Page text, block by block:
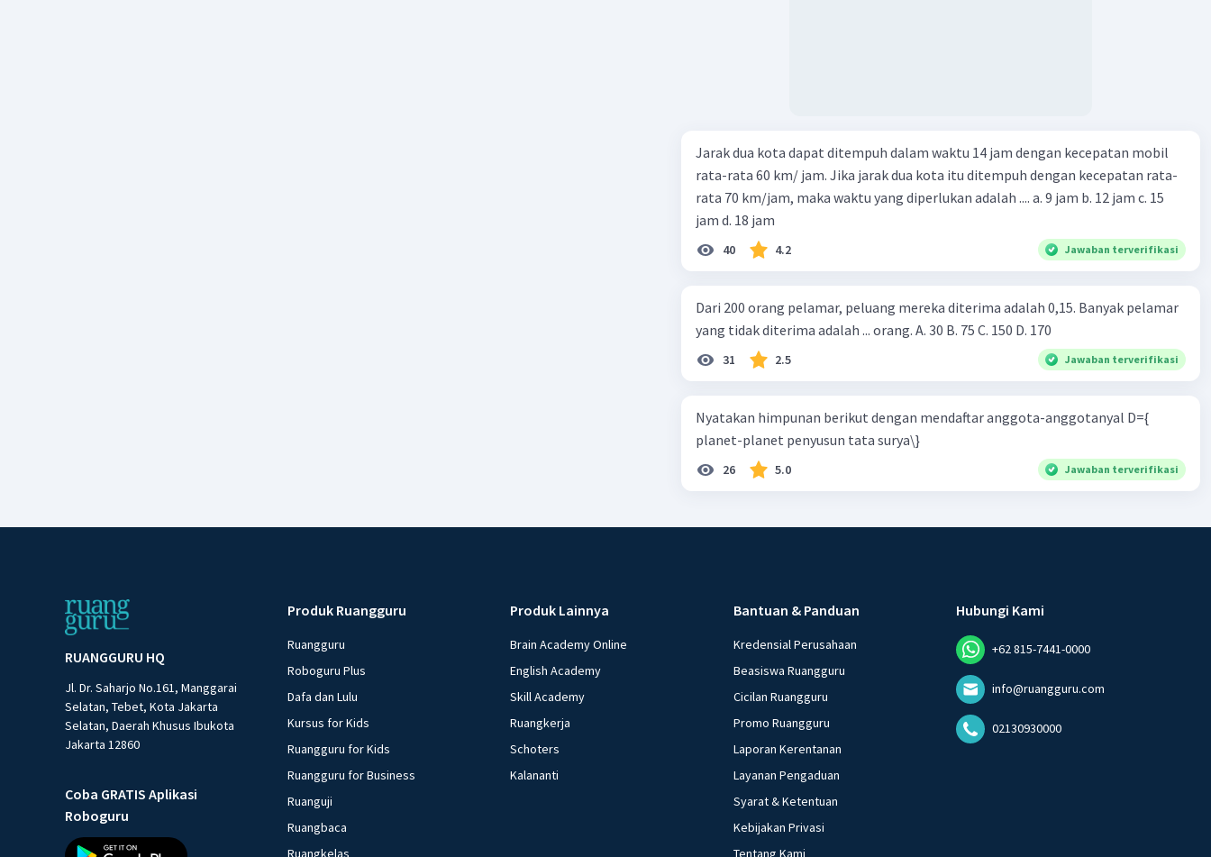
Jarak dua kota dapat ditempuh dalam waktu 14 jam dengan kecepatan mobil
rata-rata 60 km/ jam. Jika jarak dua kota itu ditempuh dengan kecepatan rata-
rata 70 km/jam, maka waktu yang diperlukan adalah .... a. 9 jam b. 12 jam c. 15
jam d. 18 jam
40 4.2 Jawaban terverifikasi
Dari 200 orang pelamar, peluang mereka diterima adalah 0,15. Banyak pelamar
yang tidak diterima adalah ... orang. A. 30 B. 75 C. 150 D. 170
31 2.5 Jawaban terverifikasi
Nyatakan himpunan berikut dengan mendaftar anggota-anggotanyal D={
planet-planet penyusun tata surya\}
26 5.0 Jawaban terverifikasi
RUANGGURU HQ
Jl. Dr. Saharjo No.161, Manggarai
Selatan, Tebet, Kota Jakarta
Selatan, Daerah Khusus Ibukota
Jakarta 12860
Coba GRATIS Aplikasi
Roboguru
Produk Ruangguru
Ruangguru
Roboguru Plus
Dafa dan Lulu
Kursus for Kids
Ruangguru for Kids
Ruangguru for Business
Ruanguji
Ruangbaca
Ruangkelas
Produk Lainnya
Brain Academy Online
English Academy
Skill Academy
Ruangkerja
Schoters
Kalananti
Bantuan & Panduan
Kredensial Perusahaan
Beasiswa Ruangguru
Cicilan Ruangguru
Promo Ruangguru
Laporan Kerentanan
Layanan Pengaduan
Syarat & Ketentuan
Kebijakan Privasi
Tentang Kami
Hubungi Kami
+62 815-7441-0000
info@ruangguru.com
02130930000